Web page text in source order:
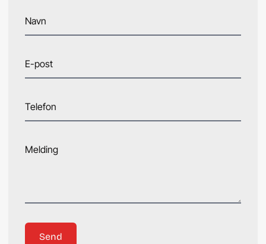
Navn
E-post
Telefon
Melding
Send